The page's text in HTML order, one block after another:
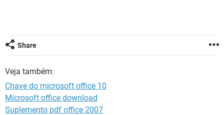
GUIA DE COMPRAS
Share
Veja também:
Chave do microsoft office 10
Microsoft office download
Suplemento pdf office 2007